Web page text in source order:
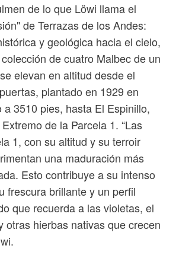
de lo que Löwi llama el
de Terrazas de los Andes:
y geológica hacia el cielo,
de cuatro Malbec de un
elevan en altitud desde el
plantado en 1929 en
3510 pies, hasta El Espinillo,
de la Parcela 1. “Las
1, con su altitud y su terroir
una maduración más
Esto contribuye a su intenso
frescura brillante y un perfil
que recuerda a las violetas, el
otras hierbas nativas que crecen